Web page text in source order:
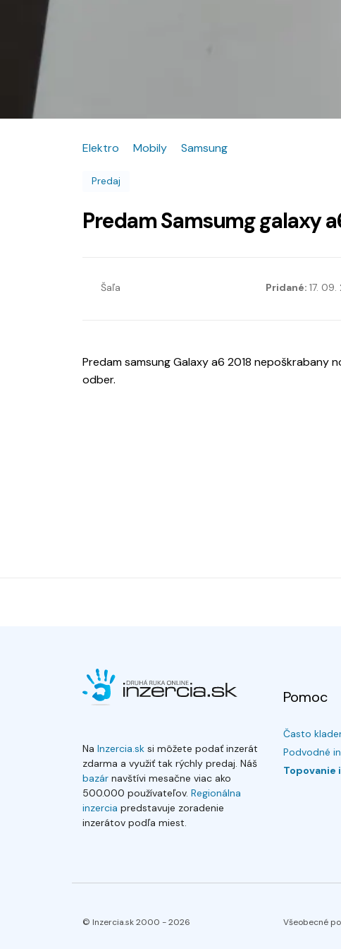
Elektro Mobily Samsung
Predaj
Predam Samsumg galaxy
Šaľa Pridané: 17.
Predam samsung Galaxy a6 2018 nepoškrabany
odber.
Na Inzercia.sk si môžete podať inzerát
zdarma a využiť tak rýchly predaj. Náš
bazár navštívi mesačne viac ako
500.000 používateľov. Regionálna
inzercia predstavuje zoradenie
inzerátov podľa miest.
Pomoc
Často
Podvodné
Topovanie
© Inzercia.sk 2000 -2026 Všeobecné